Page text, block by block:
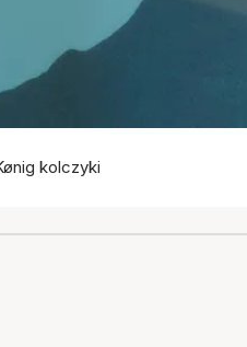
kolczyki